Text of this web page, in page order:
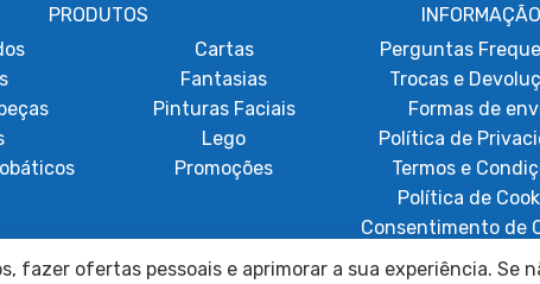
PRODUTOS
Cartas
Fantasias
Pinturas Faciais
Lego
Promoções
INFORMAÇÃO
Perguntas
Trocas e
Formas de
Política de
Termos e
Política de
Consentimento de
Resolução de
fazer ofertas pessoais e aprimorar a sua experiência. Se